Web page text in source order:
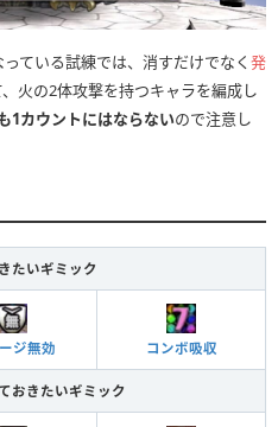
ている試練では、消すだけでなく 発
火の2体攻撃を持つキャラを編成し
1カウントにはならないので注意し
たいギミック
ジ無効 コンボ吸収
おきたいギミック